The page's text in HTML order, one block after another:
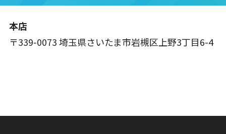
本店
〒339-0073 埼玉県さいたま市岩槻区上野3丁目6-4